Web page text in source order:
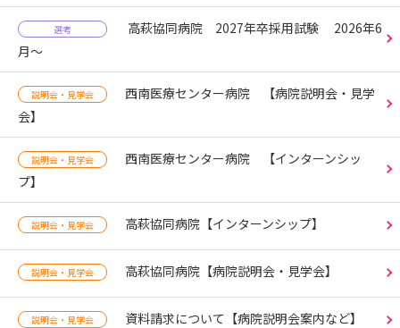
選考
高萩協同病院 2027年卒採用試験 2026年6
月～
説明会・見学会
西南医療センター病院 【病院説明会・見学
会】
説明会・見学会
西南医療センター病院 【インターンシッ
プ】
説明会・見学会 高萩協同病院【インターンシップ】
説明会・見学会 高萩協同病院【病院説明会・見学会】
説明会・見学会 資料請求について【病院説明会案内など】